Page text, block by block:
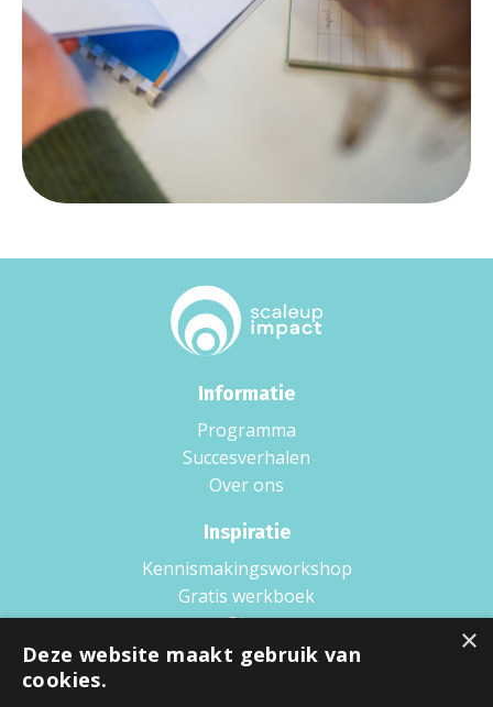
Informatie
Programma
Succesverhalen
Over ons
Inspiratie
Kennismakingsworkshop
Gratis werkboek
Blog
Boek
×
Deze website maakt gebruik van
cookies.